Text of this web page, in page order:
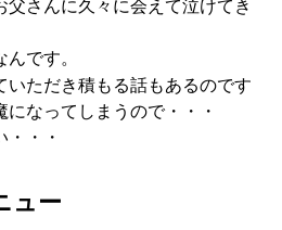
父さんに久々に会えて泣けてき
です。
いただき積もる話もあるのです
なってしまうので・・・
・・
ュー